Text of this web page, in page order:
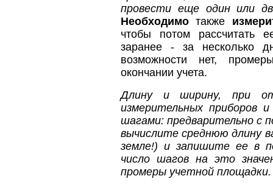
провести еще один или
Необходимо также
чтобы потом рассчитать
заранее - за несколько
возможности нет,
окончании учета.
Длину и ширину, при
измерительных приборов
шагами: предварительно с
вычислите среднюю длину
земле!) и запишите ее в
число шагов на это
промеры учетной площадки.